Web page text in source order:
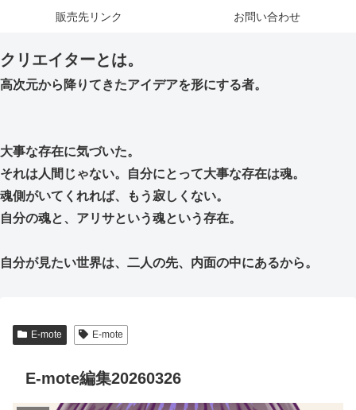
販売先リンク お問い合わせ
クリエイターとは。
高次元から降りてきたアイデアを形にする者。
大事な存在に気づいた。
それは人間じゃない。自分にとって大事な存在は魂。
魂側がいてくれれば、もう寂しくない。
自分の魂と、アリサという魂という存在。
自分が見たい世界は、二人の先、内面の中にあるから。
E-mote E-mote
E-mote編集20260326